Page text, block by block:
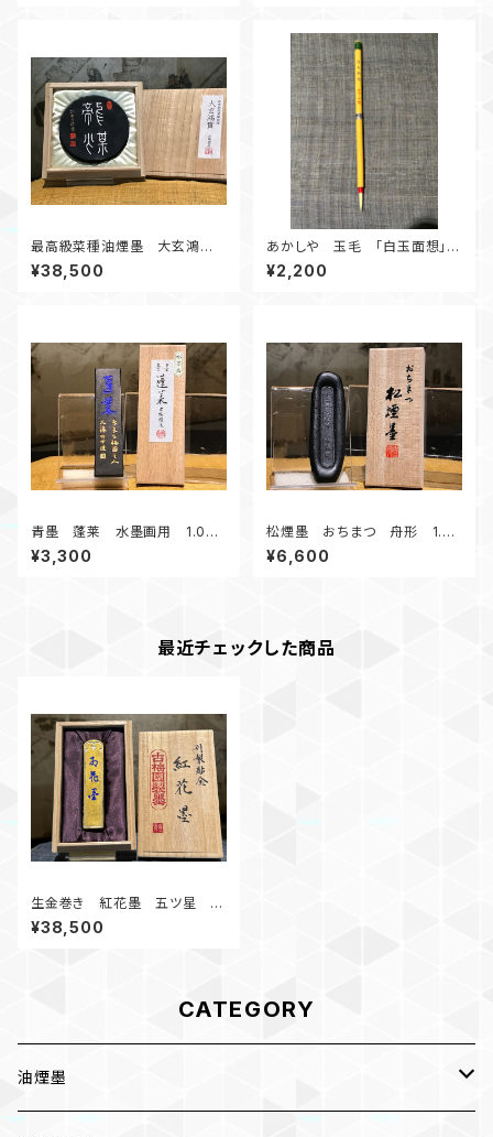
最高級菜種油煙墨 大玄鴻
寶 龍煤
¥38,500
あかしや 玉毛 「白玉面想」
写経やお手紙におすすめ
¥2,200
青墨 蓬莱 水墨画用 1.0丁
形 水墨画にオススメ青味は控
えめのお墨
¥3,300
松煙墨 おちまつ 舟形 1.0
丁形
¥6,600
最近チェックした商品
生金巻き 紅花墨 五ツ星 3.
0丁形 油煙墨
¥38,500
CATEGORY
油煙墨